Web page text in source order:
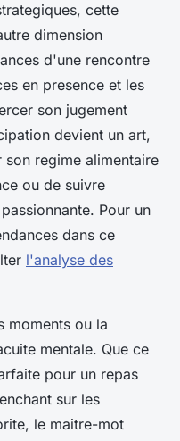
cette
dimension
d'une rencontre
en presence et les
son jugement
devient un art,
regime alimentaire
ou de suivre
Pour un
dans ce
l'analyse des
moments ou la
mentale. Que ce
pour un repas
sur les
le maitre-mot